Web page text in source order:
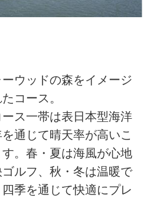
ウッドの森をイメージ
コース。
ス一帯は表日本型海洋
通じて晴天率が高いこ
。春・夏は海風が心地
ルフ、秋・冬は温暖で
季を通じて快適にプレ